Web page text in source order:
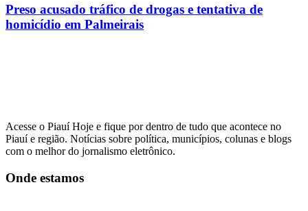
Preso acusado tráfico de drogas e tentativa de
homicídio em Palmeirais
Acesse o Piauí Hoje e fique por dentro de tudo que acontece no
Piauí e região. Notícias sobre política, municípios, colunas e blogs
com o melhor do jornalismo eletrônico.
Onde estamos